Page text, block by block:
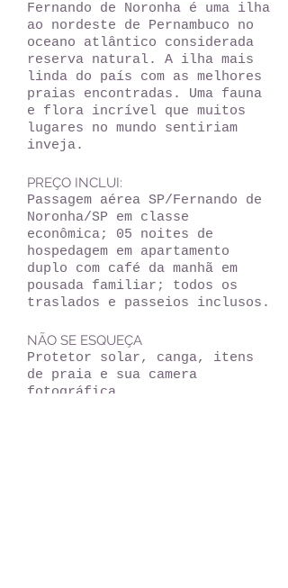
Fernando de Noronha é uma ilha
ao nordeste de Pernambuco no
oceano atlântico considerada
reserva natural. A ilha mais
linda do país com as melhores
praias encontradas. Uma fauna
e flora incrível que muitos
lugares no mundo sentiriam
inveja.
PREÇO INCLUI:
Passagem aérea SP/Fernando de
Noronha/SP em classe
econômica; 05 noites de
hospedagem em apartamento
duplo com café da manhã em
pousada familiar; todos os
traslados e passeios inclusos.
NÃO SE ESQUEÇA
Protetor solar, canga, itens
de praia e sua camera
fotográfica.